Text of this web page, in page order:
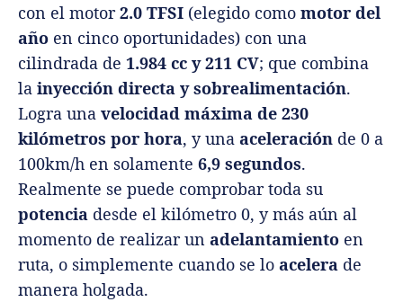
con el motor2.0 TFSI (elegido como motor del
año en cinco oportunidades) con una
cilindrada de 1.984 cc y 211 CV; que combina
la inyección directa y sobrealimentación.
Logra una velocidad máxima de 230
kilómetros por hora, y una aceleración de 0 a
100km/h en solamente 6,9 segundos.
Realmente se puede comprobar toda su
potencia desde el kilómetro 0, y más aún al
momento de realizar un adelantamiento en
ruta, o simplemente cuando se lo acelera de
manera holgada.